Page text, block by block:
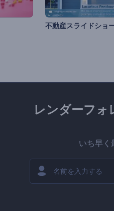
不動産スライドショ
レンダーフォ
いち早く